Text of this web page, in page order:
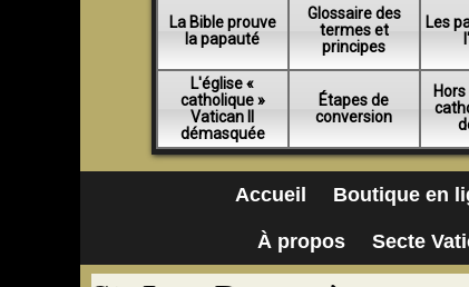
La Bible prouve
la papauté
Glossaire des
termes et
principes
Les
L'église «
catholique »
Vatican II
démasquée
Étapes de
conversion
Accueil Boutique en
À propos Secte